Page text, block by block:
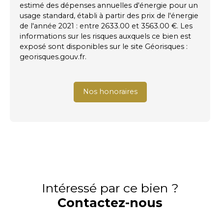
estimé des dépenses annuelles d'énergie pour un
usage standard, établi à partir des prix de l'énergie
de l'année 2021 : entre 2633.00 et 3563.00 €. Les
informations sur les risques auxquels ce bien est
exposé sont disponibles sur le site Géorisques :
georisques.gouv.fr.
Nos honoraires
Intéressé par ce bien ?
Contactez-nous